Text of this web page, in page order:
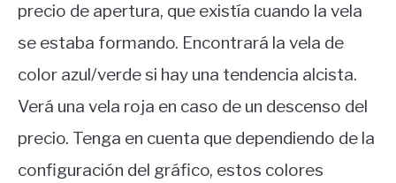
precio de apertura, que existía cuando la vela
se estaba formando. Encontrará la vela de
color azul/verde si hay una tendencia alcista.
Verá una vela roja en caso de un descenso del
precio. Tenga en cuenta que dependiendo de la
configuración del gráfico, estos colores